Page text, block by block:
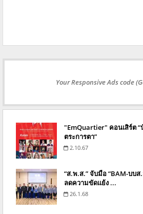
Your Responsive Ads code
"EmQuartier" คอนเสิร์ต
ตระการตา”
2.10.67
“ส.พ.ส.” จับมือ “BAM-บบส
ลดความขัดแย้ง ...
26.1.68